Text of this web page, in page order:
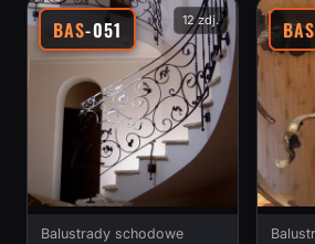
BAS-051 12 zdj.
Balustrady schodowe
BAS